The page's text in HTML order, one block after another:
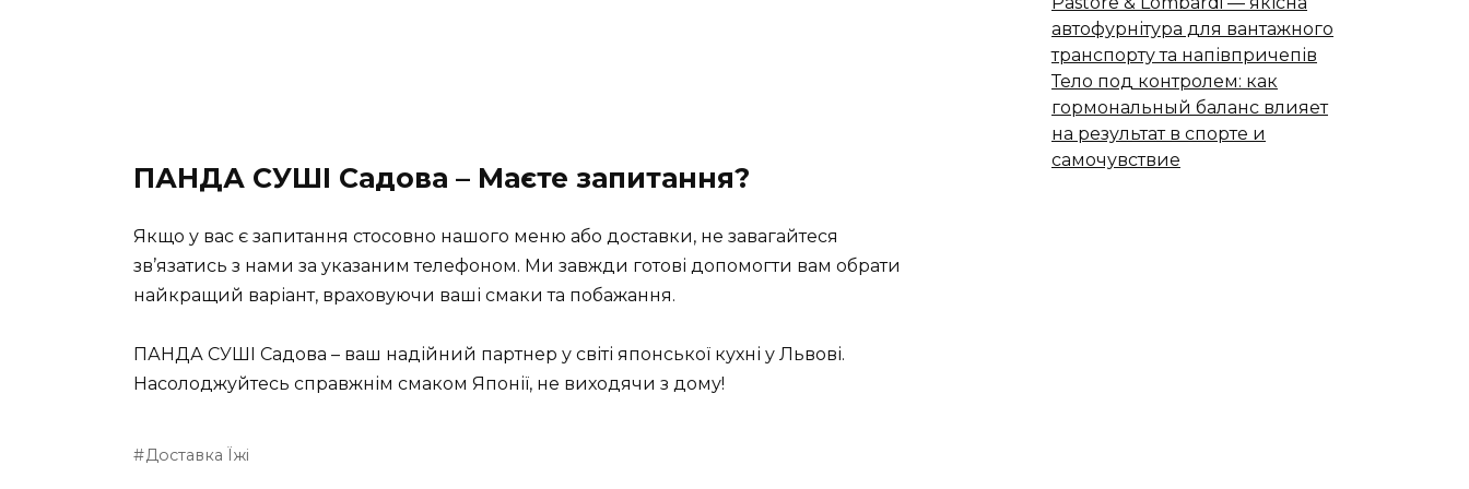
ПАНДА СУШІ Садова – Маєте запитання?
Якщо у вас є запитання стосовно нашого меню або доставки, не завагайтеся
зв’язатись з нами за указаним телефоном. Ми завжди готові допомогти вам обрати
найкращий варіант, враховуючи ваші смаки та побажання.
ПАНДА СУШІ Садова – ваш надійний партнер у світі японської кухні у Львові.
Насолоджуйтесь справжнім смаком Японії, не виходячи з дому!
Доставка Їжі
автофурнітура для вантажного
транспорту та напівпричепів
Тело под контролем: как
гормональный баланс влияет
на результат в спорте и
самочувствие